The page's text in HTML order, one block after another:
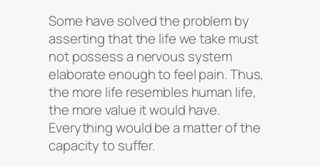
Some have solved the problem by
asserting that the life we take must
not possess a nervous system
elaborate enough to feel pain. Thus,
the more life resembles human life,
the more value it would have.
Everything would be a matter of the
capacity to suffer.